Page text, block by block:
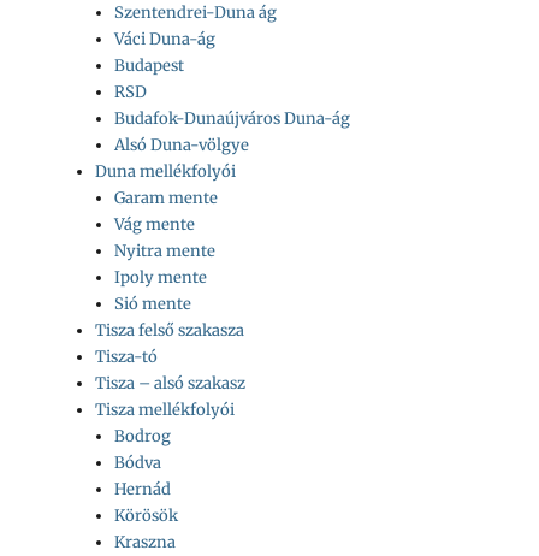
Szentendrei-Duna ág
Váci Duna-ág
Budapest
RSD
Budafok-Dunaújváros Duna-ág
Alsó Duna-völgye
Duna mellékfolyói
Garam mente
Vág mente
Nyitra mente
Ipoly mente
Sió mente
Tisza felső szakasza
Tisza-tó
Tisza – alsó szakasz
Tisza mellékfolyói
Bodrog
Bódva
Hernád
Körösök
Kraszna